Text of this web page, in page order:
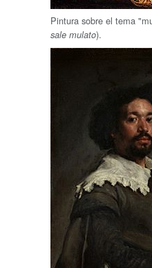
Pintura sobre el tema
sale mulato).